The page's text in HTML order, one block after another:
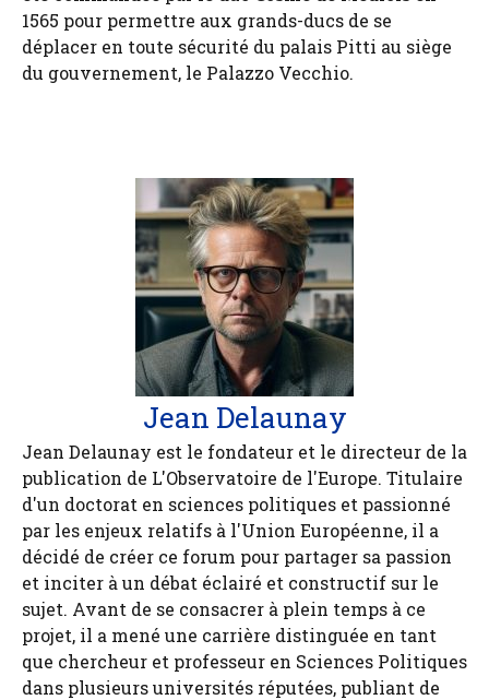
1565 pour permettre aux grands-ducs de se
déplacer en toute sécurité du palais Pitti au siège
du gouvernement, le Palazzo Vecchio.
Jean Delaunay
Jean Delaunay est le fondateur et le directeur de la
publication de L'Observatoire de l'Europe. Titulaire
d'un doctorat en sciences politiques et passionné
par les enjeux relatifs à l'Union Européenne, il a
décidé de créer ce forum pour partager sa passion
et inciter à un débat éclairé et constructif sur le
sujet. Avant de se consacrer à plein temps à ce
projet, il a mené une carrière distinguée en tant
que chercheur et professeur en Sciences Politiques
dans plusieurs universités réputées, publiant de